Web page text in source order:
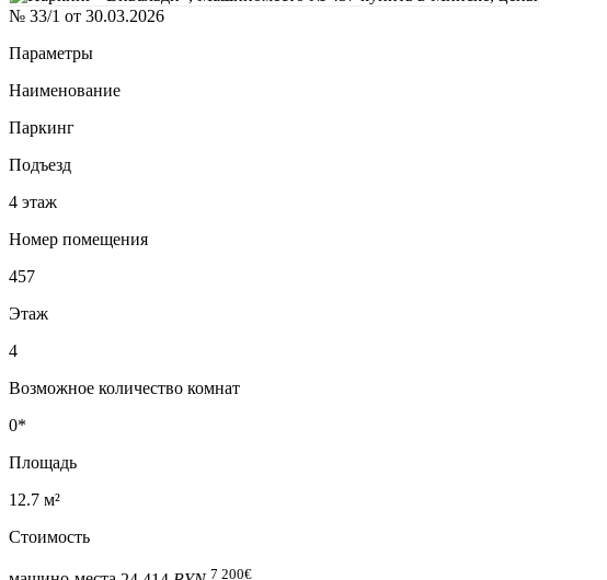
№ 33/1 от 30.03.2026
Параметры
Наименование
Паркинг
Подъезд
4 этаж
Номер помещения
457
Этаж
4
Возможное количество комнат
0*
Площадь
12.7 м²
Стоимость
7 200€